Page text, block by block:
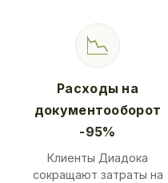
📉
Расходы на
документооборот
-95%
Клиенты Диадока
сокращают затраты на